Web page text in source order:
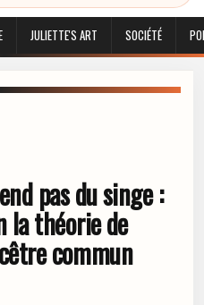
JULIETTE'S ART SOCIÉTÉ
pas du singe :
la théorie de
commun